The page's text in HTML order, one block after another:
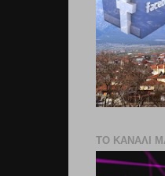
ΤΟ ΚΑΝΑΛΙ